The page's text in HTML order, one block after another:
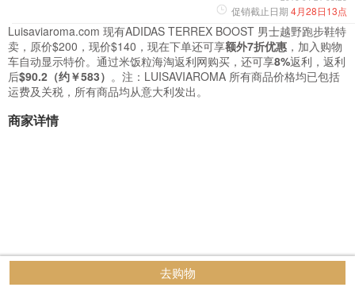
促销截止日期 4月28日13点
Luisaviaroma.com 现有ADIDAS TERREX BOOST 男士越野跑步鞋特
卖，原价$200，现价$140，现在下单还可享额外7折优惠 ，加入购物
车自动显示特价。通过米饭粒海淘返利网购买，还可享8%返利，返利
后$90.2（约￥583） 。注：LUISAVIAROMA 所有商品价格均已包括
运费及关税，所有商品均从意大利发出。
商家详情
去购物